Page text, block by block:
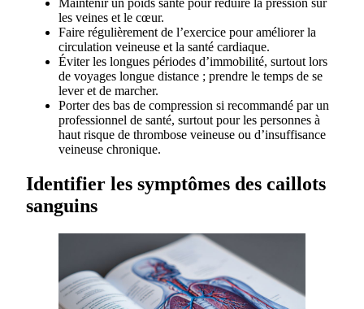
Maintenir un poids santé pour réduire la pression sur
les veines et le cœur.
Faire régulièrement de l’exercice pour améliorer la
circulation veineuse et la santé cardiaque.
Éviter les longues périodes d’immobilité, surtout lors
de voyages longue distance ; prendre le temps de se
lever et de marcher.
Porter des bas de compression si recommandé par un
professionnel de santé, surtout pour les personnes à
haut risque de thrombose veineuse ou d’insuffisance
veineuse chronique.
Identifier les symptômes des caillots
sanguins